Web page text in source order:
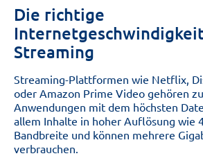
Die richtige
Streaming
Streaming-Plattformen wie Netflix
oder Amazon Prime Video gehören
Anwendungen mit dem höchsten
allem Inhalte in hoher Auflösung wie
Bandbreite und können mehrere
verbrauchen.